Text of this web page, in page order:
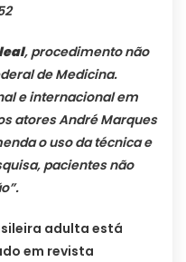
, procedimento não
de Medicina.
e internacional em
atores André Marques
o uso da técnica e
pacientes não
adulta está
em revista